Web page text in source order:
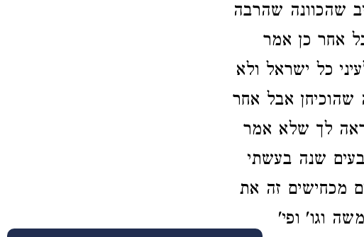
שהכוונה שהרבה
אחר כן אמר
כל ישראל ולא
אבל אחר
לך שלא אמר
שנה בעשתי
מכחישים זה את
וגו' ופי'